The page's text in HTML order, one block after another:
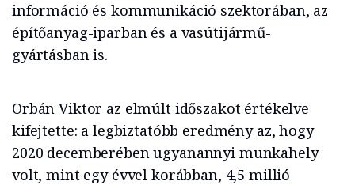
információ és kommunikáció szektorában, az
építőanyag-iparban és a vasútijármű-
gyártásban is.
Orbán Viktor az elmúlt időszakot értékelve
kifejtette: a legbiztatóbb eredmény az, hogy
2020 decemberében ugyanannyi munkahely
volt, mint egy évvel korábban, 4,5 millió